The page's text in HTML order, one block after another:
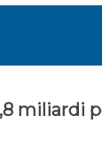
miliardi